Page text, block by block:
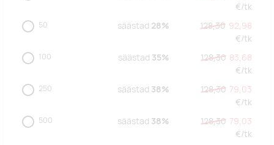
€/tk
50 säästad 28% 128,30 92,98
€/tk
100 säästad 35% 128,30 83,68
€/tk
250 säästad 38% 128,30 79,03
€/tk
500 säästad 38% 128,30 79,03
€/tk